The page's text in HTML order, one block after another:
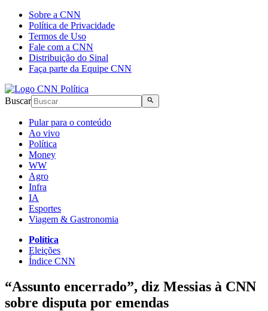
Sobre a CNN
Política de Privacidade
Termos de Uso
Fale com a CNN
Distribuição do Sinal
Faça parte da Equipe CNN
Buscar
Pular para o conteúdo
Ao vivo
Política
Money
WW
Agro
Infra
IA
Esportes
Viagem & Gastronomia
Política
Eleições
Índice CNN
“Assunto encerrado”, diz Messias à CNN
sobre disputa por emendas